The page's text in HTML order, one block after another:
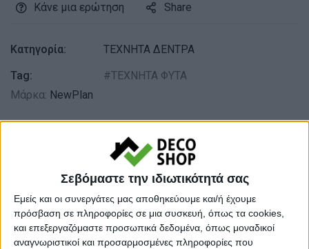
Σεβόμαστε την ιδιωτικότητά σας
Εμείς και οι συνεργάτες μας αποθηκεύουμε και/ή έχουμε
πρόσβαση σε πληροφορίες σε μια συσκευή, όπως τα cookies,
και επεξεργαζόμαστε προσωπικά δεδομένα, όπως μοναδικοί
αναγνωριστικοί και προσαρμοσμένες πληροφορίες που
Κάνε μια ερώτηση Share
Κατηγορία:
ΤΕΧΝΗΤΑ ΔΕΝΤΡΑ
Tag:
ΤΕΧΝΗΤΑ ΦΥΤΑ
Μάρκα: NewPlan
Εγγυημένες & Ασφαλείς Συναλλαγές
Περιγραφή Πληροφορίες Ερωτήσεις